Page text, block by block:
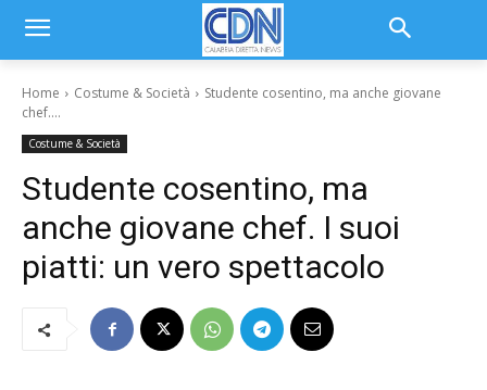
Home Costume & Società
Studente cosentino, ma anche giovane
chef....
Costume & Società
Studente cosentino, ma
anche giovane chef. I suoi
piatti: un vero spettacolo